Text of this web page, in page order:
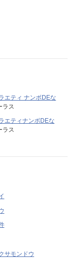
エティ ナンボDEな
ラス
エティナンボDEな
ラス
サモンドウ